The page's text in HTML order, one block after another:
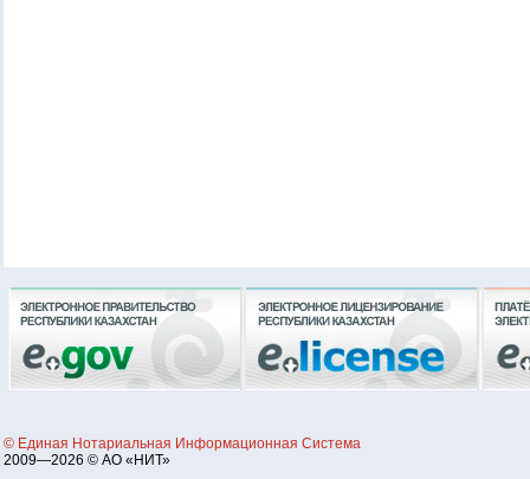
© Единая Нотариальная Информационная Система
2009—2026 © АО «НИТ»